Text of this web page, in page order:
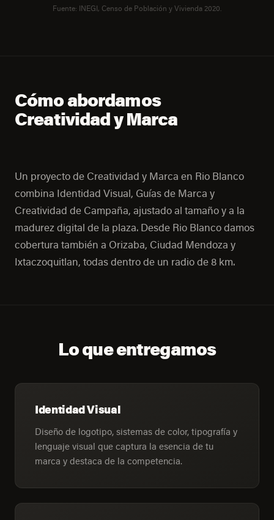
Fuente: INEGI, Censo de Población y Vivienda 2020.
Cómo abordamos
Creatividad y Marca
Un proyecto de Creatividad y Marca en Rio Blanco
combina Identidad Visual, Guías de Marca y
Creatividad de Campaña, ajustado al tamaño y a la
madurez digital de la plaza. Desde Rio Blanco damos
cobertura también a Orizaba, Ciudad Mendoza y
Ixtaczoquitlan, todas dentro de un radio de 8 km.
Lo que entregamos
Identidad Visual
Diseño de logotipo, sistemas de color, tipografía y
lenguaje visual que captura la esencia de tu
marca y destaca de la competencia.